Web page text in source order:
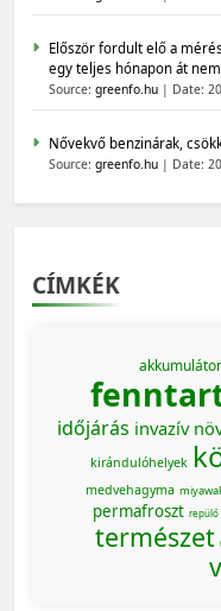
Először fordult elő a
egy teljes hónapon át
Source: greenfo.hu Date:
Nővekvő benzinárak,
Source: greenfo.hu Date:
CÍMKÉK
időjárás invazív
kirándulóhelyek
medvehagyma
permafroszt repülő
természet